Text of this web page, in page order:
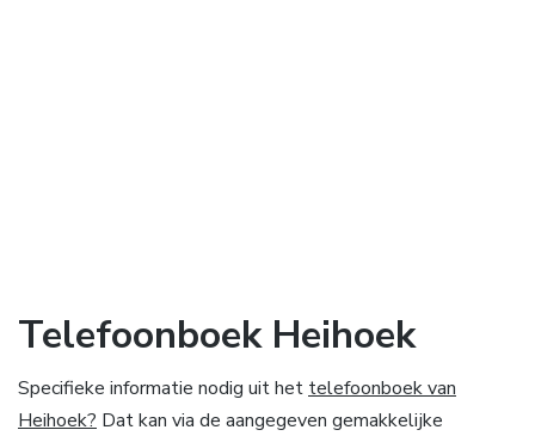
Telefoonboek Heihoek
Specifieke informatie nodig uit het telefoonboek van
Heihoek? Dat kan via de aangegeven gemakkelijke